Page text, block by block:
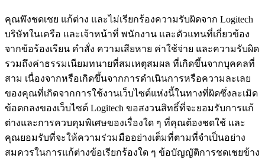
คุณพึงชดเชย แก้ต่าง และไม่เรียกร้องความรับผิดจาก Logitech
บริษัทในเครือ และเจ้าหน้าที่ พนักงาน และตัวแทนที่เกี่ยวข้อง
จากข้อร้องเรียน คำสั่ง ความเสียหาย ค่าใช้จ่าย และความรับผิด
รวมถึงค่าธรรมเนียมทนายที่สมเหตุสมผล ที่เกิดขึ้นจากบุคคลที่
สาม เนื่องจากหรือเกิดขึ้นจากการดำเนินการหรือความละเลย
ของคุณที่เกิดจากการใช้งานเว็บไซต์แห่งนี้ในทางที่ผิดซึ่งละเมิด
ข้อตกลงของเว็บไซต์ Logitech ขอสงวนสิทธิ์ที่จะยอมรับการแก้
ต่างและการควบคุมพิเศษของเรื่องใด ๆ ที่คุณต้องชดใช้ และ
คุณยอมรับที่จะให้ความร่วมมืออย่างเต็มที่ตามที่จำเป็นอย่าง
สมควรในการแก้ต่างข้อเรียกร้องใด ๆ ข้อบัญญัติการชดเชยข้าง